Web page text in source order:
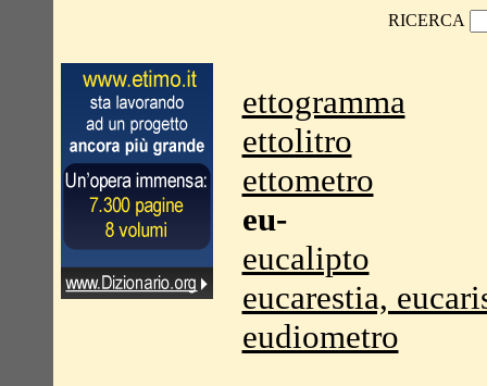
RICERCA
ettogramma
ettolitro
ettometro
eu-
eucalipto
eucarestia,
eudiometro